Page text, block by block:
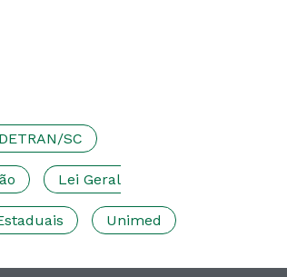
DETRAN/SC
Lei Geral
Unimed